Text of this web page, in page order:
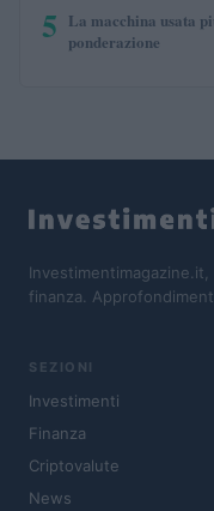
5 La macchina usata
ponderazione
finanza.
SEZIONI
Investimenti
Finanza
Criptovalute
News